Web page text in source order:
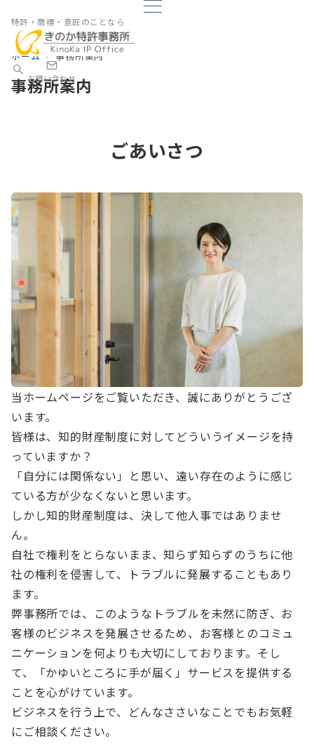
特許・商標・意匠のことなら
お問い合わせ
ホーム 事務所案内
事務所案内
ごあいさつ
当ホームページをご覧いただき、誠にありがとうござ
います。
皆様は、知的財産制度に対してどういうイメージを持
っていますか？
「自分には関係ない」と思い、遠い存在のように感じ
ている方が少なくないと思います。
しかし知的財産制度は、決して他人事ではありませ
ん。
自社で権利をとらないまま、知らず知らずのうちに他
社の権利を侵害して、トラブルに発展することもあり
ます。
弊事務所では、このようなトラブルを未然に防ぎ、お
客様のビジネスを発展させるため、お客様とのコミュ
ニケーションを何よりも大切にしております。そし
て、「かゆいところに手が届く」サービスを提供する
ことを心がけています。
ビジネスを行う上で、どんなささいなことでもお気軽
にご相談ください。